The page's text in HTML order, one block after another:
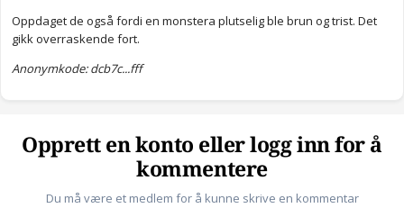
Oppdaget de også fordi en monstera plutselig ble brun og trist. Det
gikk overraskende fort.
Anonymkode: dcb7c...fff
Opprett en konto eller logg inn for å
kommentere
Du må være et medlem for å kunne skrive en kommentar